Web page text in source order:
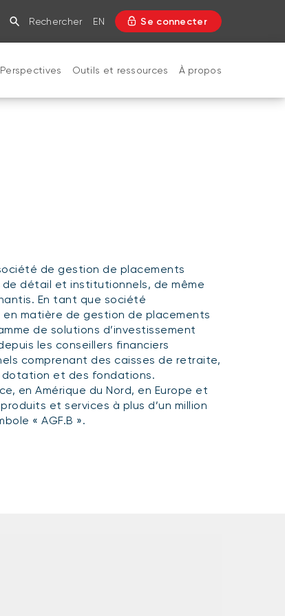
Rechercher EN Se connecter
Perspectives Outils et ressources À propos
de gestion de placements
détail et institutionnels, de même
En tant que société
matière de gestion de placements
de solutions d’investissement
les conseillers financiers
comprenant des caisses de retraite,
dotation et des fondations.
en Amérique du Nord, en Europe et
et services à plus d’un million
« AGF.B ».